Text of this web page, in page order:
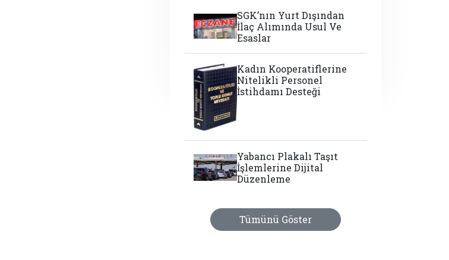
SGK’nın Yurt Dışından
İlaç Alımında Usul Ve
Esaslar
Kadın Kooperatiflerine
Nitelikli Personel
İstihdamı Desteği
Yabancı Plakalı Taşıt
İşlemlerine Dijital
Düzenleme
Tümünü Göster